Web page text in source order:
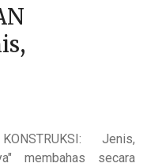
Jenis,
membahas secara